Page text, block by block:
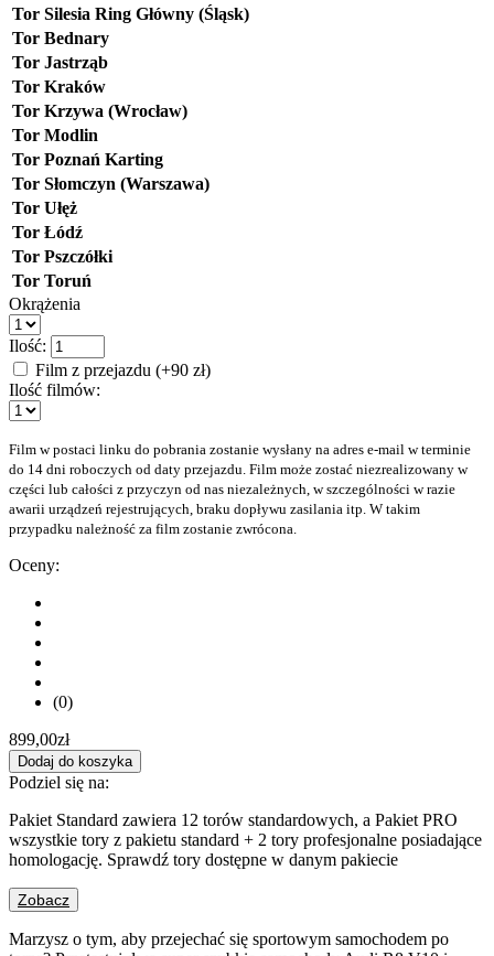
Tor Silesia Ring Główny (Śląsk)
Tor Bednary
Tor Jastrząb
Tor Kraków
Tor Krzywa (Wrocław)
Tor Modlin
Tor Poznań Karting
Tor Słomczyn (Warszawa)
Tor Ułęż
Tor Łódź
Tor Pszczółki
Tor Toruń
Okrążenia
Ilość:
Film z przejazdu (+90 zł)
Ilość filmów:
Film w postaci linku do pobrania zostanie wysłany na adres e-mail w terminie
do 14 dni roboczych od daty przejazdu. Film może zostać niezrealizowany w
części lub całości z przyczyn od nas niezależnych, w szczególności w razie
awarii urządzeń rejestrujących, braku dopływu zasilania itp. W takim
przypadku należność za film zostanie zwrócona.
Oceny:
(0)
899,00zł
Dodaj do koszyka
Podziel się na:
Pakiet Standard zawiera 12 torów standardowych, a Pakiet PRO
wszystkie tory z pakietu standard + 2 tory profesjonalne posiadające
homologację. Sprawdź tory dostępne w danym pakiecie
Zobacz
Marzysz o tym, aby przejechać się sportowym samochodem po